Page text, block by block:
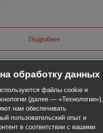
Подробнее
обработку данных
файлы cookie и
(далее — «Технологии»),
нам обеспечивать
пользовательский опыт и
в соответствии с вашими